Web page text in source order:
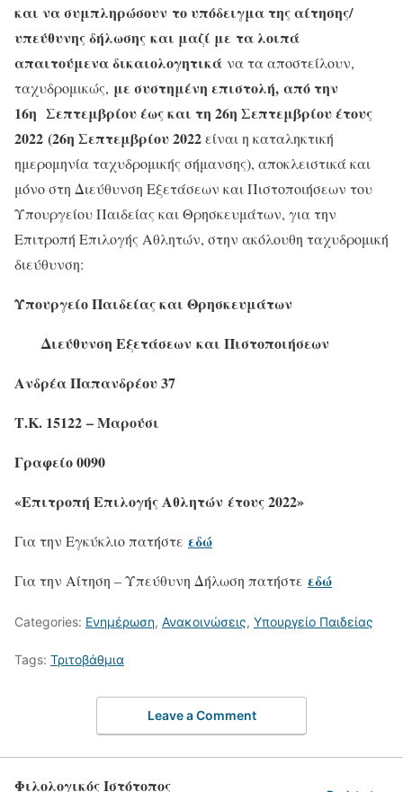
και να συμπληρώσουν το υπόδειγμα της αίτησης/
υπεύθυνης δήλωσης και μαζί με τα λοιπά
απαιτούμενα δικαιολογητικά να τα αποστείλουν,
ταχυδρομικώς, με συστημένη επιστολή, από την
16η Σεπτεμβρίου έως και τη 26η Σεπτεμβρίου έτους
2022 (26η Σεπτεμβρίου 2022είναι η καταληκτική
ημερομηνία ταχυδρομικής σήμανσης), αποκλειστικά και
μόνο στη Διεύθυνση Εξετάσεων και Πιστοποιήσεων του
Υπουργείου Παιδείας και Θρησκευμάτων, για την
Επιτροπή Επιλογής Αθλητών, στην ακόλουθη ταχυδρομική
διεύθυνση:
Υπουργείο Παιδείας και Θρησκευμάτων
Διεύθυνση Εξετάσεων και Πιστοποιήσεων
Ανδρέα Παπανδρέου 37
Τ.Κ. 15122 – Μαρούσι
Γραφείο 0090
«Επιτροπή Επιλογής Αθλητών έτους 2022»
Για την Εγκύκλιο πατήστε εδώ
Για την Αίτηση – Υπεύθυνη Δήλωση πατήστε εδώ
Categories: Ενημέρωση, Ανακοινώσεις, Υπουργείο Παιδείας
Tags: Τριτοβάθμια
Leave a Comment
Φιλολογικός Ιστότοπος